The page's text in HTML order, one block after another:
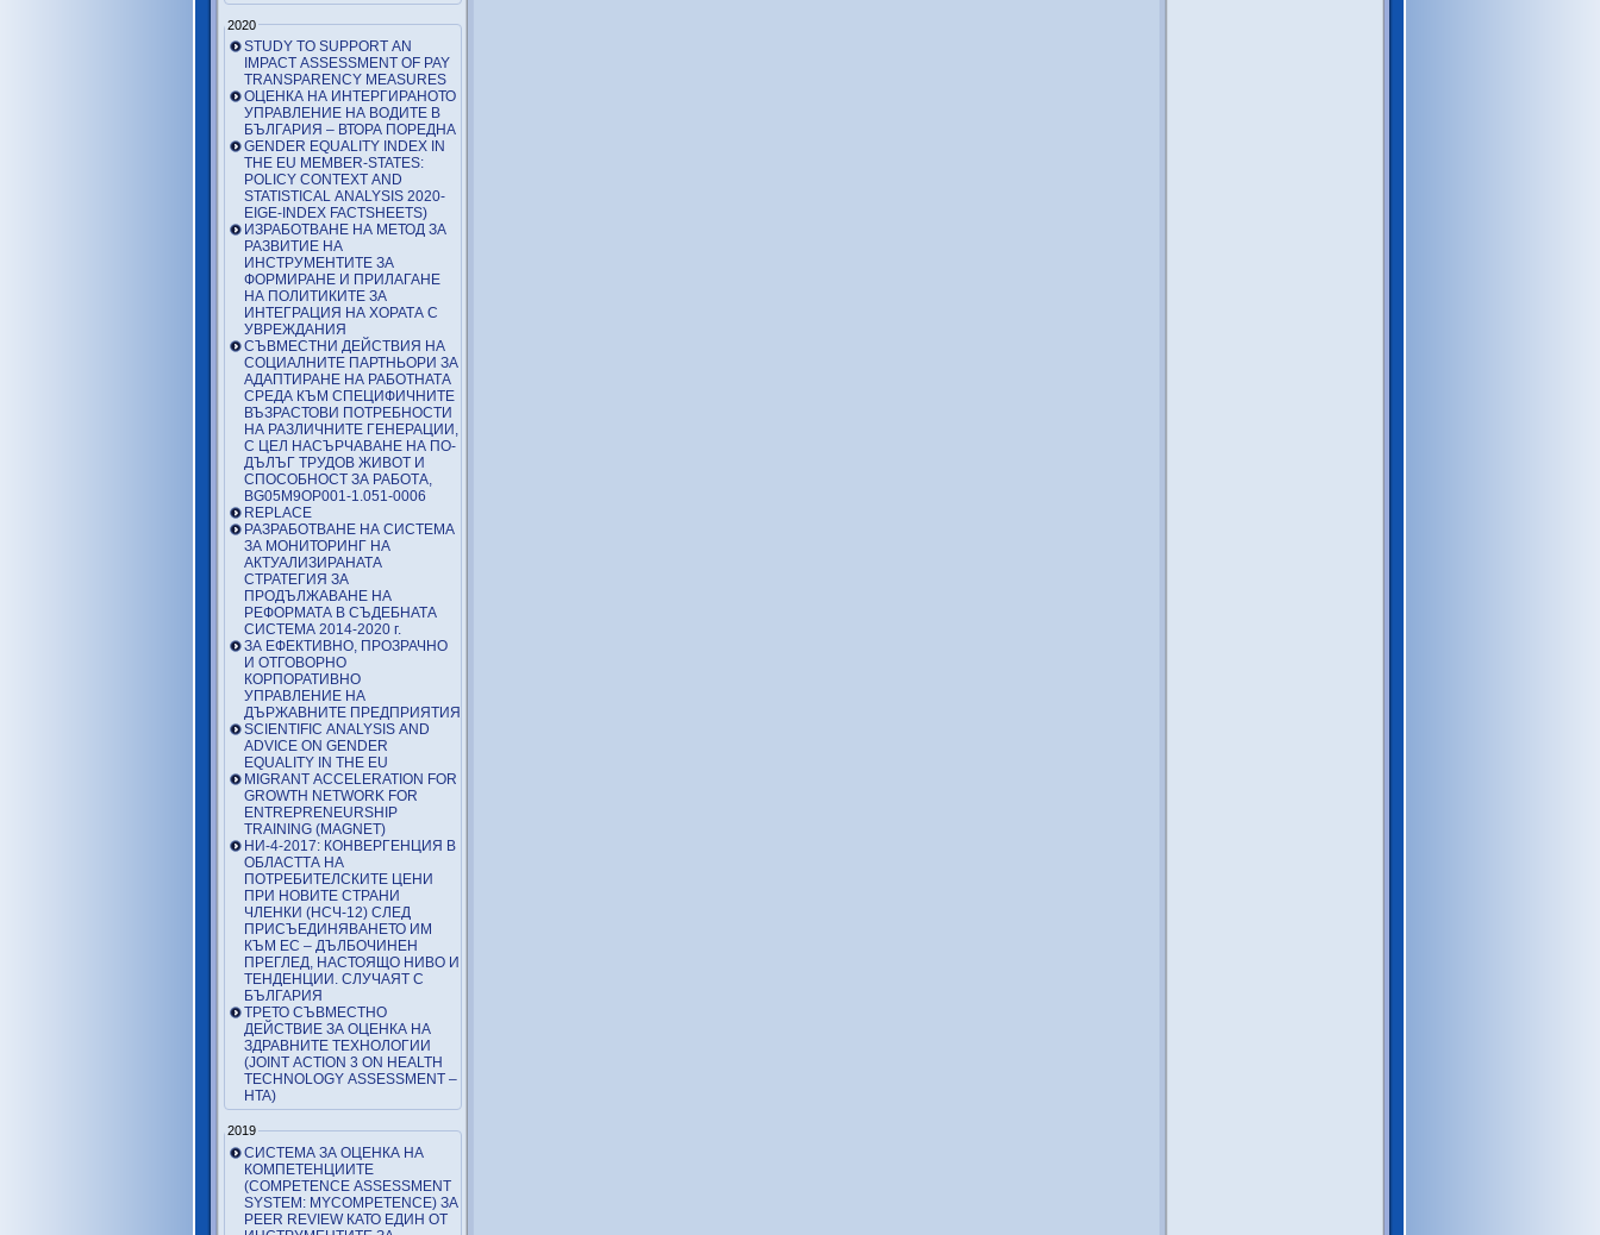
2020
STUDY TO SUPPORT AN
IMPACT ASSESSMENT OF PAY
TRANSPARENCY MEASURES
ОЦЕНКА НА ИНТЕРГИРАНОТО
УПРАВЛЕНИЕ НА ВОДИТЕ В
БЪЛГАРИЯ – ВТОРА ПОРЕДНА
GENDER EQUALITY INDEX IN
THE EU MEMBER-STATES:
POLICY CONTEXT AND
STATISTICAL ANALYSIS 2020-
EIGE-INDEX FACTSHEETS)
ИЗРАБОТВАНЕ НА МЕТОД ЗА
РАЗВИТИЕ НА
ИНСТРУМЕНТИТЕ ЗА
ФОРМИРАНЕ И ПРИЛАГАНЕ
НА ПОЛИТИКИТЕ ЗА
ИНТЕГРАЦИЯ НА ХОРАТА С
УВРЕЖДАНИЯ
СЪВМЕСТНИ ДЕЙСТВИЯ НА
СОЦИАЛНИТЕ ПАРТНЬОРИ ЗА
АДАПТИРАНЕ НА РАБОТНАТА
СРЕДА КЪМ СПЕЦИФИЧНИТЕ
ВЪЗРАСТОВИ ПОТРЕБНОСТИ
НА РАЗЛИЧНИТЕ ГЕНЕРАЦИИ,
С ЦЕЛ НАСЪРЧАВАНЕ НА ПО-
ДЪЛЪГ ТРУДОВ ЖИВОТ И
СПОСОБНОСТ ЗА РАБОТА,
BG05M9OP001-1.051-0006
REPLACE
РАЗРАБОТВАНЕ НА СИСТЕМА
ЗА МОНИТОРИНГ НА
АКТУАЛИЗИРАНАТА
СТРАТЕГИЯ ЗА
ПРОДЪЛЖАВАНЕ НА
РЕФОРМАТА В СЪДЕБНАТА
СИСТЕМА 2014-2020 г.
ЗА ЕФЕКТИВНО, ПРОЗРАЧНО
И ОТГОВОРНО
КОРПОРАТИВНО
УПРАВЛЕНИЕ НА
ДЪРЖАВНИТЕ ПРЕДПРИЯТИЯ
SCIENTIFIC ANALYSIS AND
ADVICE ON GENDER
EQUALITY IN THE EU
MIGRANT ACCELERATION FOR
GROWTH NETWORK FOR
ENTREPRENEURSHIP
TRAINING (MAGNET)
НИ-4-2017: КОНВЕРГЕНЦИЯ В
ОБЛАСТТА НА
ПОТРЕБИТЕЛСКИТЕ ЦЕНИ
ПРИ НОВИТЕ СТРАНИ
ЧЛЕНКИ (НСЧ-12) СЛЕД
ПРИСЪЕДИНЯВАНЕТО ИМ
КЪМ ЕС – ДЪЛБОЧИНЕН
ПРЕГЛЕД, НАСТОЯЩО НИВО И
ТЕНДЕНЦИИ. СЛУЧАЯТ С
БЪЛГАРИЯ
ТРЕТО СЪВМЕСТНО
ДЕЙСТВИЕ ЗА ОЦЕНКА НА
ЗДРАВНИТЕ ТЕХНОЛОГИИ
(JOINT ACTION 3 ON HEALTH
TECHNOLOGY ASSESSMENT –
HTA)
2019
СИСТЕМА ЗА ОЦЕНКА НА
КОМПЕТЕНЦИИТЕ
(COMPETENCE ASSESSMENT
SYSTEM: MYCOMPETENCE) ЗА
PEER REVIEW КАТО ЕДИН ОТ